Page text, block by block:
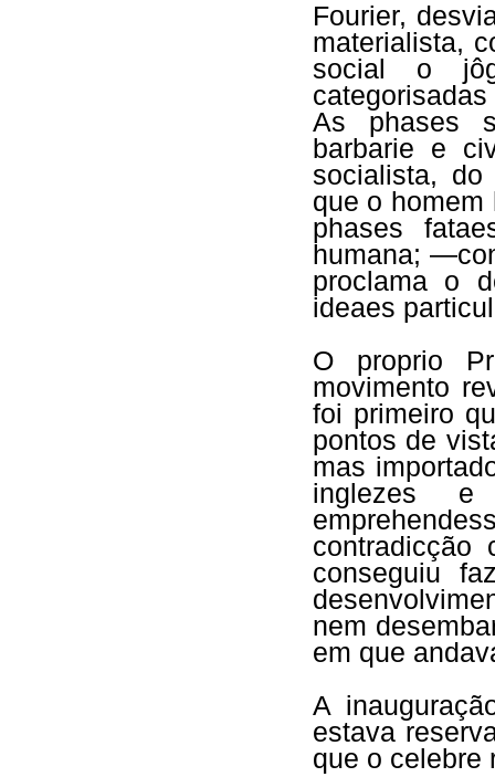
Fourier,
materialista,
social o
As phases
barbarie e
socialista,
que o
phases
humana;
proclama o
ideaes
O proprio
movimento
foi primeiro
pontos de
mas
inglezes
conseguiu
nem
em que
A
estava
que o celebre